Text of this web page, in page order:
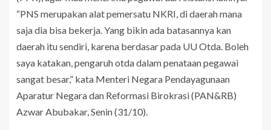
“PNS merupakan alat pemersatu NKRI, di daerah mana
saja dia bisa bekerja. Yang bikin ada batasannya kan
daerah itu sendiri, karena berdasar pada UU Otda. Boleh
saya katakan, pengaruh otda dalam penataan pegawai
sangat besar,” kata Menteri Negara Pendayagunaan
Aparatur Negara dan Reformasi Birokrasi (PAN&RB)
Azwar Abubakar, Senin (31/10).